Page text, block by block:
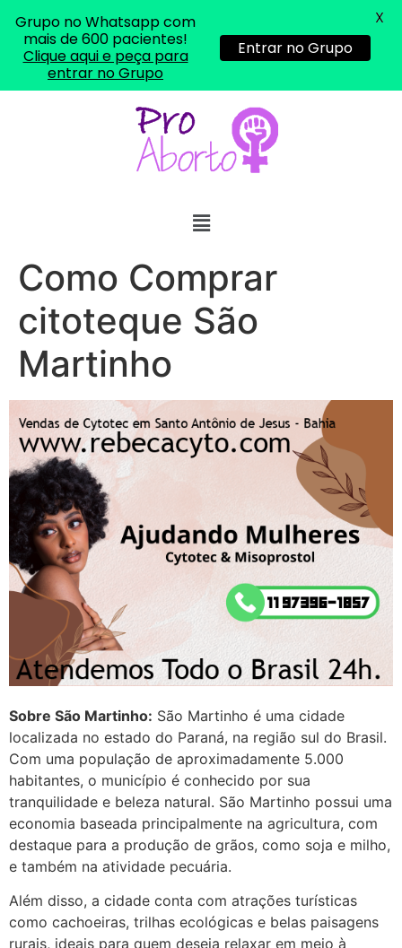
Como Comprar
citoteque São
Martinho
Sobre São Martinho: São Martinho é uma cidade
localizada no estado do Paraná, na região sul do Brasil.
Com uma população de aproximadamente 5.000
habitantes, o município é conhecido por sua
tranquilidade e beleza natural. São Martinho possui uma
economia baseada principalmente na agricultura, com
destaque para a produção de grãos, como soja e milho,
e também na atividade pecuária.
Além disso, a cidade conta com atrações turísticas
como cachoeiras, trilhas ecológicas e belas paisagens
rurais, ideais para quem deseja relaxar em meio à
Grupo no Whatsapp com
mais de 600 pacientes!
Clique aqui e peça para
entrar no Grupo
Entrar no Grupo
X